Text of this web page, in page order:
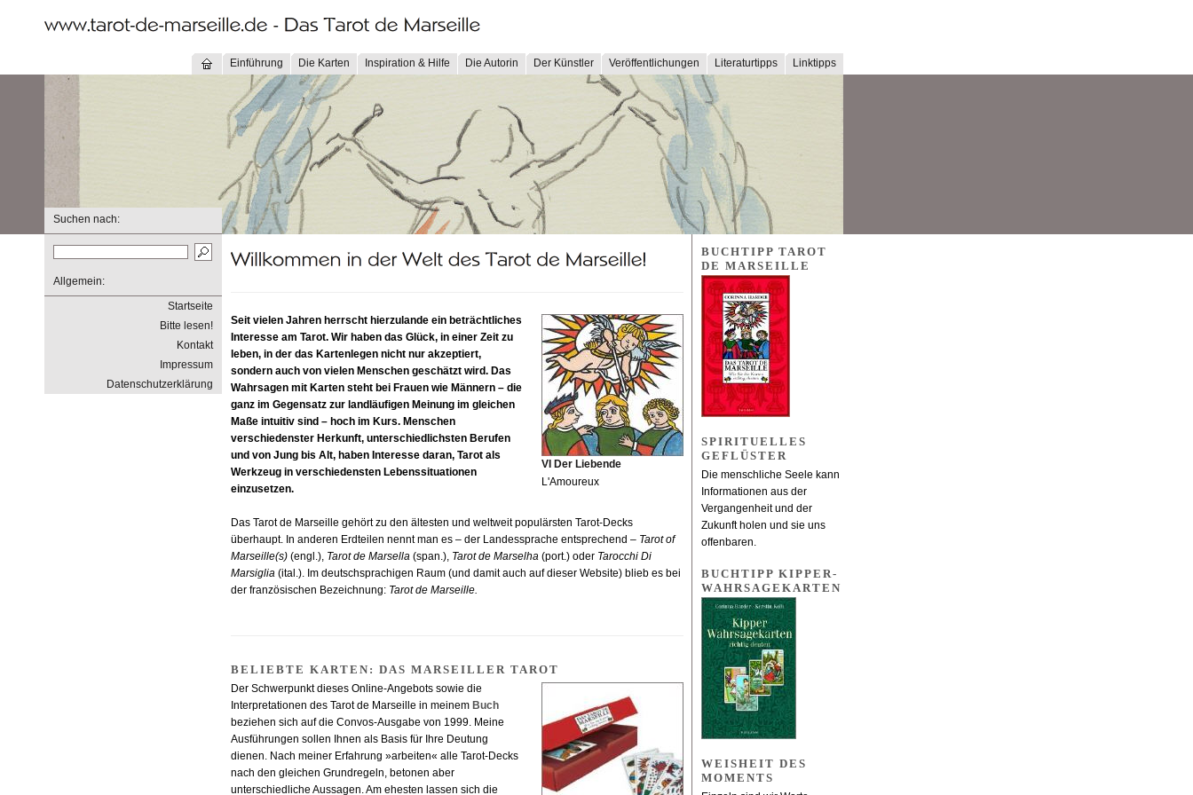
Einführung Die Karten Inspiration & Hilfe Die Autorin Der Künstler Veröffentlichungen Literaturtipps Linktipps
Suchen nach:
Allgemein:
Startseite
Bitte lesen!
Kontakt
Impressum
Datenschutzerklärung
VI Der Liebende
L'Amoureux
Seit vielen Jahren herrscht hierzulande ein beträchtliches
Interesse am Tarot. Wir haben das Glück, in einer Zeit zu
leben, in der das Kartenlegen nicht nur akzeptiert,
sondern auch von vielen Menschen geschätzt wird. Das
Wahrsagen mit Karten steht bei Frauen wie Männern – die
ganz im Gegensatz zur landläufigen Meinung im gleichen
Maße intuitiv sind – hoch im Kurs. Menschen
verschiedenster Herkunft, unterschiedlichsten Berufen
und von Jung bis Alt, haben Interesse daran, Tarot als
Werkzeug in verschiedensten Lebenssituationen
einzusetzen.
Das Tarot de Marseille gehört zu den ältesten und weltweit populärsten Tarot-Decks
überhaupt. In anderen Erdteilen nennt man es – der Landessprache entsprechend – Tarot of
Marseille(s) (engl.), Tarot de Marsella (span.), Tarot de Marselha (port.) oder Tarocchi Di
Marsiglia (ital.). Im deutschsprachigen Raum (und damit auch auf dieser Website) blieb es bei
der französischen Bezeichnung: Tarot de Marseille.
BELIEBTE KARTEN: DAS MARSEILLER TAROT
Der Schwerpunkt dieses Online-Angebots sowie die
Interpretationen des Tarot de Marseille in meinem Buch
beziehen sich auf die Convos-Ausgabe von 1999. Meine
Ausführungen sollen Ihnen als Basis für Ihre Deutung
dienen. Nach meiner Erfahrung »arbeiten« alle Tarot-Decks
nach den gleichen Grundregeln, betonen aber
unterschiedliche Aussagen. Am ehesten lassen sich die
BUCHTIPP TAROT
DE MARSEILLE
SPIRITUELLES
GEFLÜSTER
Die menschliche Seele kann
Informationen aus der
Vergangenheit und der
Zukunft holen und sie uns
offenbaren.
BUCHTIPP KIPPER-
WAHRSAGEKARTEN
WEISHEIT DES
MOMENTS